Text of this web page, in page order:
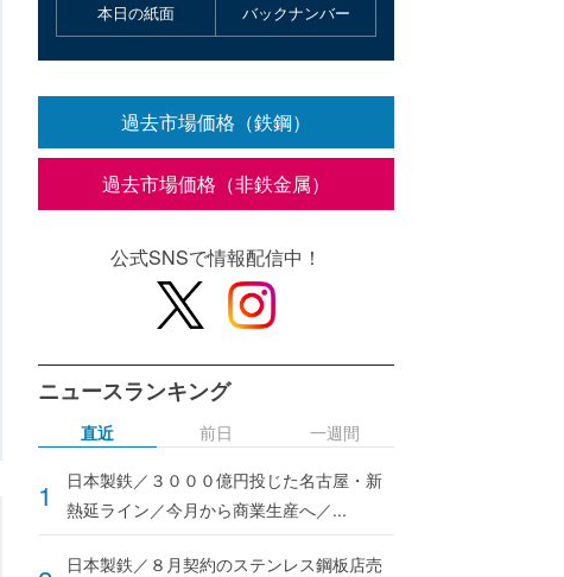
本日の紙面 バックナンバー
過去市場価格（鉄鋼）
過去市場価格（非鉄金属）
公式SNSで情報配信中！
ニュースランキング
直近
日本製鉄／３０００億円投じた名古屋・新
熱延ライン／今月から商業生産へ／...
日本製鉄／８月契約のステンレス鋼板店売
前日 一週間